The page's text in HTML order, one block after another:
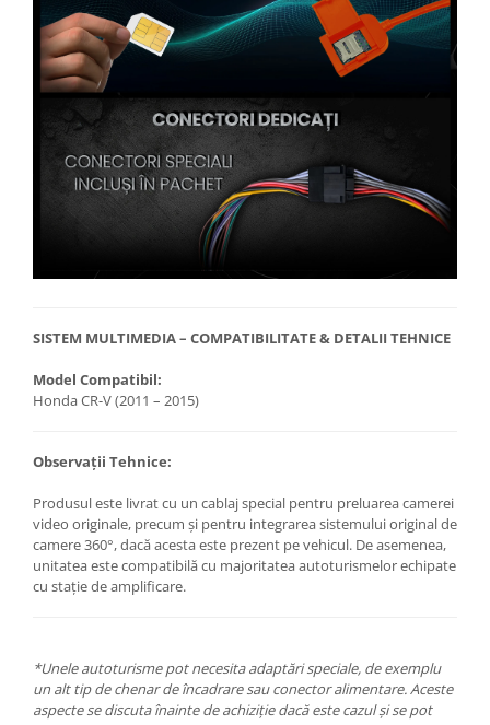
SISTEM MULTIMEDIA – COMPATIBILITATE & DETALII TEHNICE
Model Compatibil:
Honda CR-V (2011 – 2015)
Observații Tehnice:
Produsul este livrat cu un cablaj special pentru preluarea camerei
video originale, precum și pentru integrarea sistemului original de
camere 360°, dacă acesta este prezent pe vehicul. De asemenea,
unitatea este compatibilă cu majoritatea autoturismelor echipate
cu stație de amplificare.
*Unele autoturisme pot necesita adaptări speciale, de exemplu
un alt tip de chenar de încadrare sau conector alimentare. Aceste
aspecte se discuta înainte de achiziție dacă este cazul și se pot